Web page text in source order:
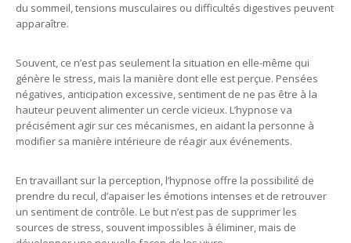
du sommeil, tensions musculaires ou difficultés digestives peuvent
apparaître.
Souvent, ce n’est pas seulement la situation en elle-même qui
génère le stress, mais la manière dont elle est perçue. Pensées
négatives, anticipation excessive, sentiment de ne pas être à la
hauteur peuvent alimenter un cercle vicieux. L’hypnose va
précisément agir sur ces mécanismes, en aidant la personne à
modifier sa manière intérieure de réagir aux événements.
En travaillant sur la perception, l’hypnose offre la possibilité de
prendre du recul, d’apaiser les émotions intenses et de retrouver
un sentiment de contrôle. Le but n’est pas de supprimer les
sources de stress, souvent impossibles à éliminer, mais de